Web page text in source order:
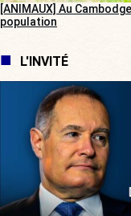
[ANIMAUX] Au
population
L'INVITÉ